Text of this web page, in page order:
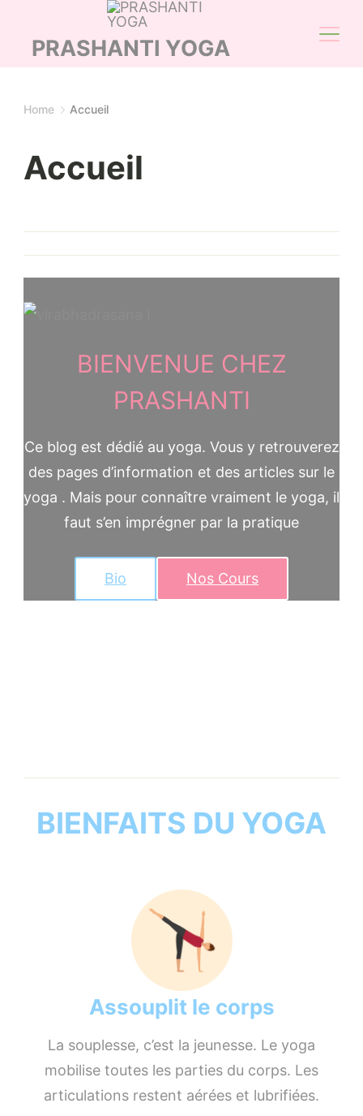
PRASHANTI YOGA
Home Accueil
Accueil
BIENVENUE CHEZ
PRASHANTI
Ce blog est dédié au yoga. Vous y retrouverez
des pages d’information et des articles sur le
yoga . Mais pour connaître vraiment le yoga, il
faut s’en imprégner par la pratique
Bio Nos Cours
BIENFAITS DU YOGA
Assouplit le corps
La souplesse, c’est la jeunesse. Le yoga
mobilise toutes les parties du corps. Les
articulations restent aérées et lubrifiées.